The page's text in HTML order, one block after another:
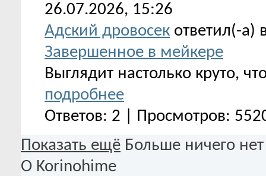
26.07.2026, 15:26
Адский дровосек ответил(-а)
Завершенное в мейкере
Выглядит настолько круто,
подробнее
Ответов: 2 | Просмотров:
Показать ещё Больше ничего нет
О Korinohime